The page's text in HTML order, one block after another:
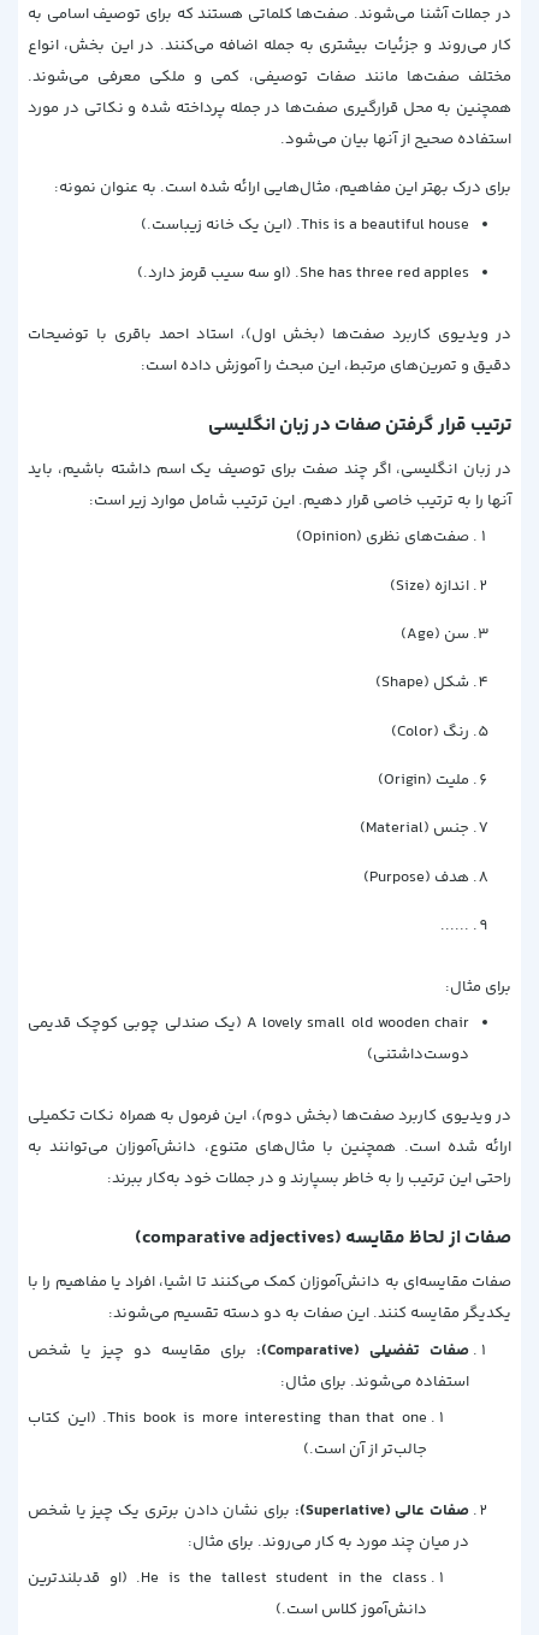
در جملات آشنا می‌شوند. صفت‌ها کلماتی هستند که برای توصیف اسامی به
کار می‌روند و جزئیات بیشتری به جمله اضافه می‌کنند. در این بخش، انواع
مختلف صفت‌ها مانند صفات توصیفی، کمی و ملکی معرفی می‌شوند.
همچنین به محل قرارگیری صفت‌ها در جمله پرداخته شده و نکاتی در مورد
استفاده صحیح از آنها بیان می‌شود.
برای درک بهتر این مفاهیم، مثال‌هایی ارائه شده است. به عنوان نمونه:
This is a beautiful house. (این یک خانه زیباست.)
She has three red apples. (او سه سیب قرمز دارد.)
در ویدیوی کاربرد صفت‌ها (بخش اول)، استاد احمد باقری با توضیحات
دقیق و تمرین‌های مرتبط، این مبحث را آموزش داده است:
ترتیب قرار گرفتن صفات در زبان انگلیسی
در زبان انگلیسی، اگر چند صفت برای توصیف یک اسم داشته باشیم، باید
آنها را به ترتیب خاصی قرار دهیم. این ترتیب شامل موارد زیر است:
صفت‌های نظری (Opinion)
اندازه (Size)
سن (Age)
شکل (Shape)
رنگ (Color)
ملیت (Origin)
جنس (Material)
هدف (Purpose)
......
برای مثال:
A lovely small old wooden chair (یک صندلی چوبی کوچک قدیمی
دوست‌داشتنی)
در ویدیوی کاربرد صفت‌ها (بخش دوم)، این فرمول به همراه نکات تکمیلی
ارائه شده است. همچنین با مثال‌های متنوع، دانش‌آموزان می‌توانند به
راحتی این ترتیب را به خاطر بسپارند و در جملات خود به‌کار ببرند:
صفات از لحاظ مقایسه‌ (comparative adjectives)
صفات مقایسه‌ای به دانش‌آموزان کمک می‌کنند تا اشیا، افراد یا مفاهیم را با
یکدیگر مقایسه کنند. این صفات به دو دسته تقسیم می‌شوند:
صفات تفضیلی (Comparative):
برای مقایسه دو چیز یا شخص
استفاده می‌شوند. برای مثال:
This book is more interesting than that one. (این کتاب
جالب‌تر از آن است.)
صفات عالی (Superlative):
برای نشان دادن برتری یک چیز یا شخص
در میان چند مورد به کار می‌روند. برای مثال:
He is the tallest student in the class. (او قدبلندترین
دانش‌آموز کلاس است.)